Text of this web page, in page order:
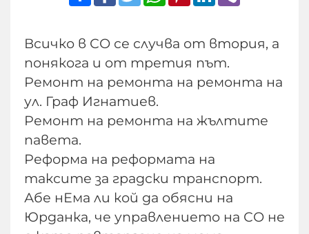
Всичко в СО се случва от втория, а
понякога и от третия път.
Ремонт на ремонта на ремонта на
ул. Граф Игнатиев.
Ремонт на ремонта на жълтите
павета.
Реформа на реформата на
таксите за градски транспорт.
Абе нЕма ли кой да обясни на
Юрданка, че управлението на СО не